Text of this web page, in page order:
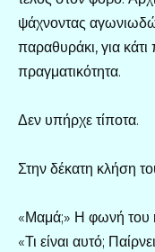
ψάχνοντας
παραθυράκι, για
πραγματικότητα.
Δεν υπήρχε τίποτα.
Στην δέκατη κλήση
«Μαμά;» Η φωνή του
«Τι είναι αυτό;